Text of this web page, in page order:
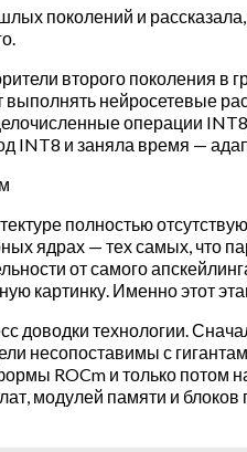
поколений и
второго поколения в
нейросетевые
операции
INT8 и заняла время —
полностью
ядрах — тех самых, что
от самого
картинку. Именно этот
технологии.
несопоставимы с
ROCm и только потом
модулей памяти и